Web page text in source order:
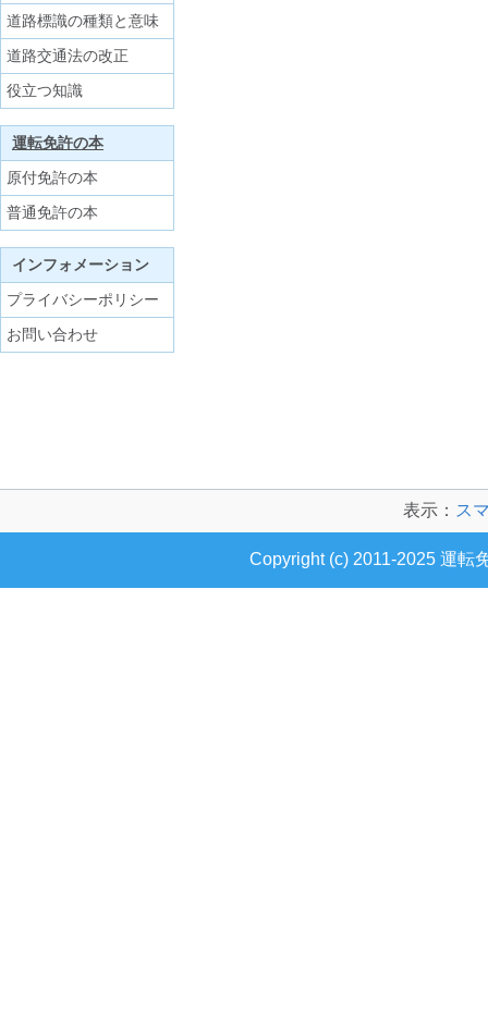
道路標識の種類と意味
道路交通法の改正
役立つ知識
運転免許の本
原付免許の本
普通免許の本
インフォメーション
プライバシーポリシー
お問い合わせ
表示： ス
Copyright (c) 2011-2025 運